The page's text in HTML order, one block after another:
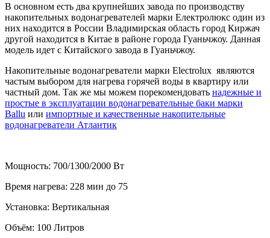
В основном есть два крупнейших завода по производству
накопительных водонагревателей марки Електролюкс один из
них находится в России Владимирская область город Киржач
другой находится в Китае в районе города Гуаньчжоу. Данная
модель идет с Китайского завода в Гуаньчжоу.
Накопительные водонагреватели марки Electrolux являются
частым выбором для нагрева горячей воды в квартиру или
частный дом. Так же мы можем порекомендовать надежные и
простые в эксплуатации водонагревательные баки марки
Ballu или импортные и качественные накопительные
водонагреватели Атлантик
Мощность: 700/1300/2000 Вт
Время нагрева: 228 мин до 75
Установка: Вертикальная
Объём: 100 Литров